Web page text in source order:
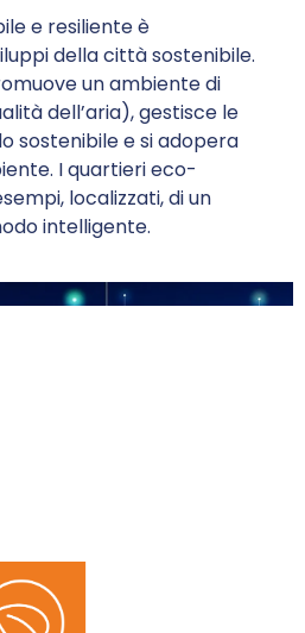
e resiliente è
della città sostenibile.
un ambiente di
dell’aria), gestisce le
sostenibile e si adopera
I quartieri eco-
localizzati, di un
intelligente.